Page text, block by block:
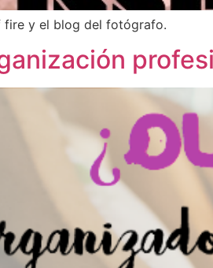
fire y el blog del fotógrafo.